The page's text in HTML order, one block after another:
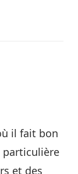
il fait bon
et des